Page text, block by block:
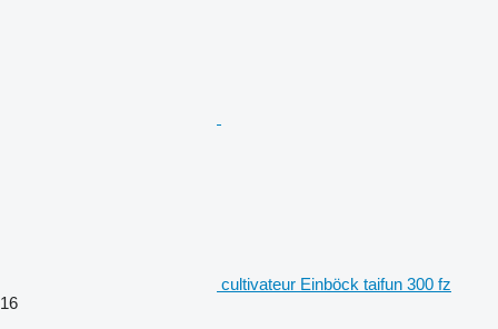
cultivateur Einböck taifun 300 fz
16